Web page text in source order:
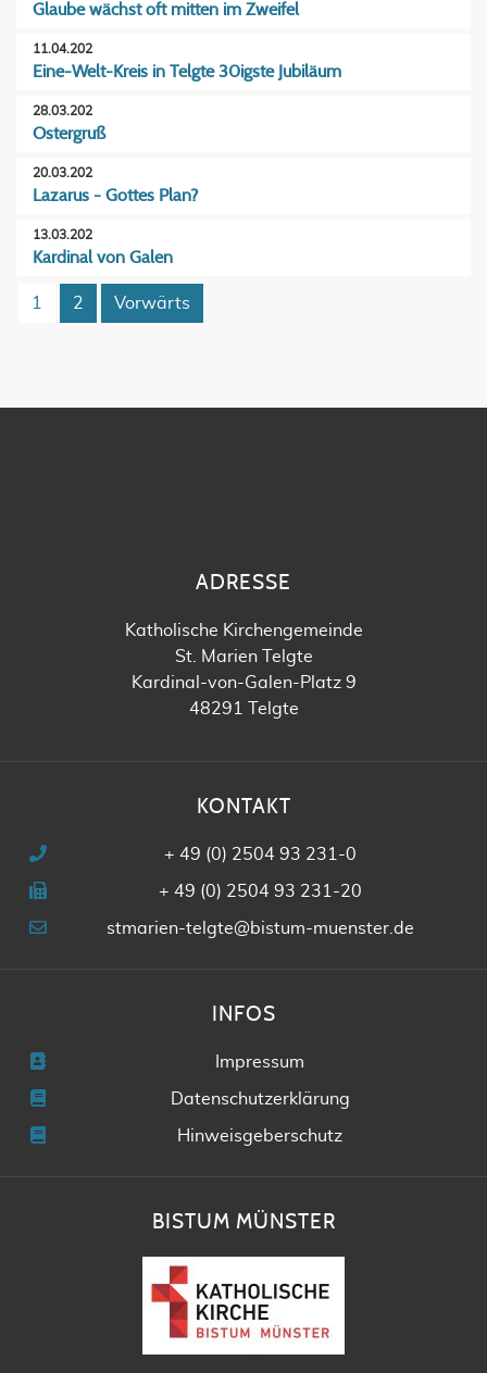
Glaube wächst oft mitten im Zweifel
11.04.202
Eine-Welt-Kreis in Telgte 30igste Jubiläum
28.03.202
Ostergruß
20.03.202
Lazarus - Gottes Plan?
13.03.202
Kardinal von Galen
1 2 Vorwärts
ADRESSE
Katholische Kirchengemeinde
St. Marien Telgte
Kardinal-von-Galen-Platz 9
48291 Telgte
KONTAKT
+ 49 (0) 2504 93 231-0
+ 49 (0) 2504 93 231-20
stmarien-telgte@bistum-muenster.de
INFOS
Impressum
Datenschutzerklärung
Hinweisgeberschutz
BISTUM MÜNSTER